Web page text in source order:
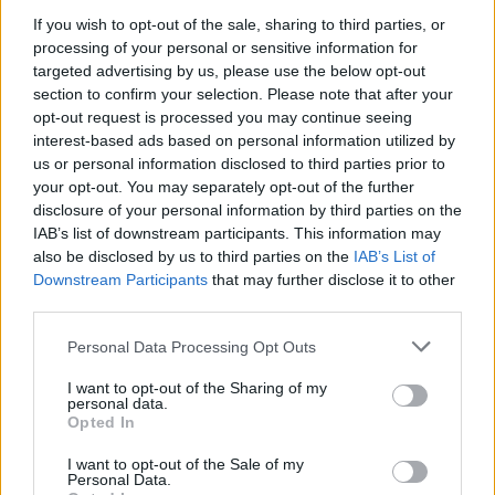
If you wish to opt-out of the sale, sharing to third parties, or
processing of your personal or sensitive information for
targeted advertising by us, please use the below opt-out
section to confirm your selection. Please note that after your
opt-out request is processed you may continue seeing
interest-based ads based on personal information utilized by
us or personal information disclosed to third parties prior to
your opt-out. You may separately opt-out of the further
disclosure of your personal information by third parties on the
IAB’s list of downstream participants. This information may
also be disclosed by us to third parties on the IAB’s List of
Downstream Participants that may further disclose it to other
Please note that this website/app uses one or more Google
not limited to your visit or usage behaviour. You may click to
grant or deny consent to Google and its third-party tags to
use your data for below specified purposes in below Google
consent section.
Personal Data Processing Opt Outs
I want to opt-out of the Sharing of my
personal data.
Opted In
I want to opt-out of the Sale of my
Personal Data.
Elromlott a biztosítóberendezés a ceglédi vasútvonalon,
alapos késések alakultak ki a menetrendhez képest,
kimaradás is előfordult
Ön szerint hogy készül a hamisítatlan szolnoki habos isler?
Országos ellenőrzés indult a hazai akkumulátoripari
üzemekben
Az idei év leglassabb növekedését hozta a június a
kiskereskedelemben
rekord is megdőlt
Egy telefonhívást akart, végül rendőrök vitték el a mezőtúri